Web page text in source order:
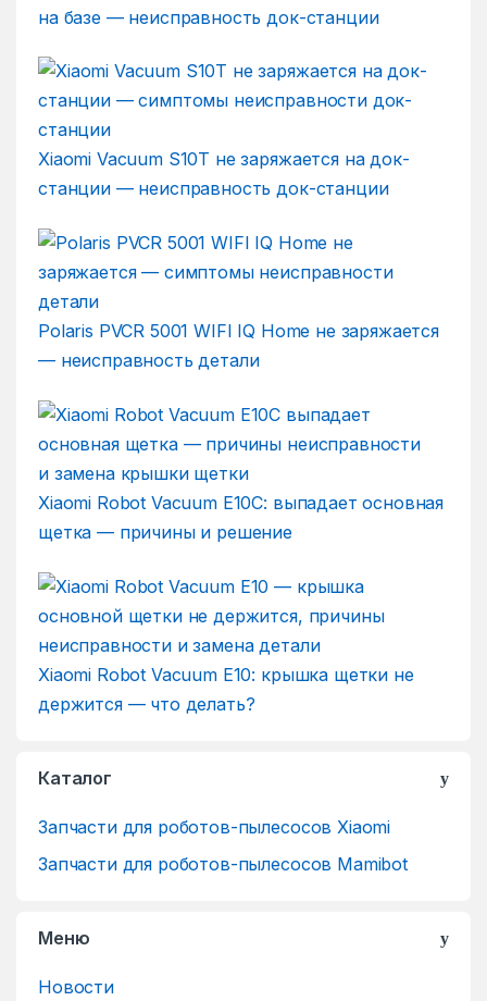
на базе — неисправность док-станции
Xiaomi Vacuum S10T не заряжается на док-
станции — неисправность док-станции
Polaris PVCR 5001 WIFI IQ Home не заряжается
— неисправность детали
Xiaomi Robot Vacuum E10C: выпадает основная
щетка — причины и решение
Xiaomi Robot Vacuum E10: крышка щетки не
держится — что делать?
Каталог
Запчасти для роботов-пылесосов Xiaomi
Запчасти для роботов-пылесосов Mamibot
Меню
Новости